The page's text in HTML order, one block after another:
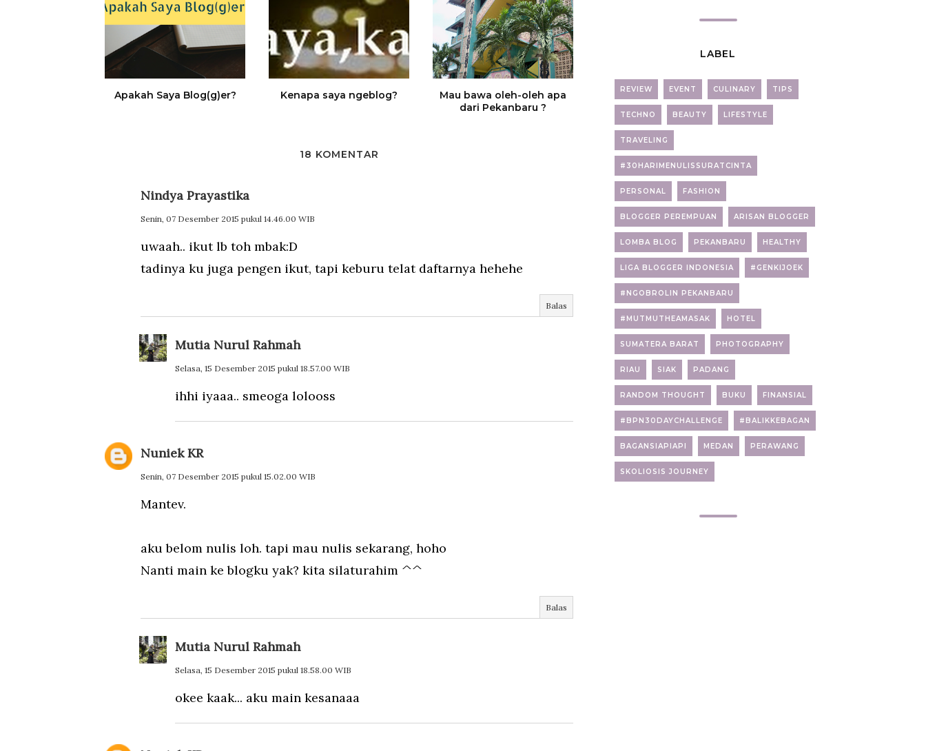
Apakah Saya Blog(g)er? Kenapa saya ngeblog?
Mau bawa oleh-oleh apa
dari Pekanbaru ?
18 KOMENTAR
Nindya Prayastika
Senin, 07 Desember 2015 pukul 14.46.00 WIB
uwaah.. ikut lb toh mbak:D
tadinya ku juga pengen ikut, tapi keburu telat daftarnya hehehe
Balas
Mutia Nurul Rahmah
Selasa, 15 Desember 2015 pukul 18.57.00 WIB
ihhi iyaaa.. smeoga lolooss
Nuniek KR
Senin, 07 Desember 2015 pukul 15.02.00 WIB
Mantev.
aku belom nulis loh. tapi mau nulis sekarang, hoho
Nanti main ke blogku yak? kita silaturahim ^^
Balas
Mutia Nurul Rahmah
Selasa, 15 Desember 2015 pukul 18.58.00 WIB
okee kaak... aku main kesanaaa
LABEL
REVIEW EVENT CULINARY TIPS
TECHNO BEAUTY LIFESTYLE
TRAVELING
#30HARIMENULISSURATCINTA
PERSONAL FASHION
BLOGGER PEREMPUAN ARISAN BLOGGER
LOMBA BLOG PEKANBARU HEALTHY
LIGA BLOGGER INDONESIA #GENKIJOEK
#NGOBROLIN PEKANBARU
#MUTMUTHEAMASAK HOTEL
SUMATERA BARAT PHOTOGRAPHY
RIAU SIAK PADANG
RANDOM THOUGHT BUKU FINANSIAL
#BPN30DAYCHALLENGE #BALIKKEBAGAN
BAGANSIAPIAPI MEDAN PERAWANG
SKOLIOSIS JOURNEY